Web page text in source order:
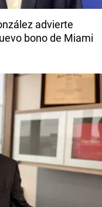
advierte
bono de Miami